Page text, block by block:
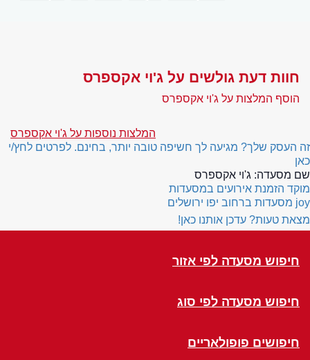
חוות דעת גולשים על ג'וי אקספרס
הוסף המלצות על ג'וי אקספרס
המלצות נוספות על ג'וי אקספרס
זה העסק שלך? מגיעה לך חשיפה טובה יותר, בחינם. לפרטים לחץ/י
כאן
שם מסעדה: ג'וי אקספרס
מוקד הזמנת אירועים במסעדות
joy מסעדות ברחוב יפו ירושלים
מצאת טעות? עדכן אותנו כאן!
חיפוש מסעדה לפי אזור
חיפוש מסעדה לפי סוג
חיפושים פופולאריים